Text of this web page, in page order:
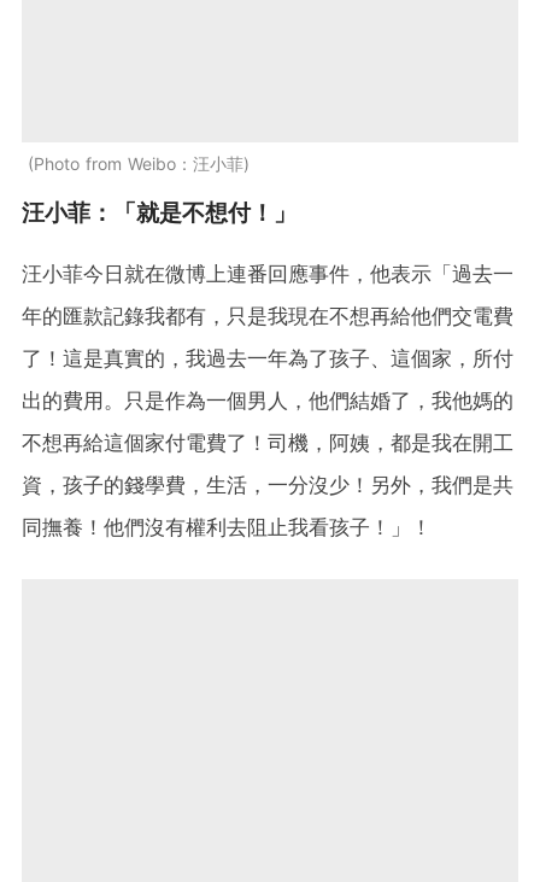
Photo from Weibo：汪小菲
汪小菲：「就是不想付！」
汪小菲今日就在微博上連番回應事件，他表示「過去一
年的匯款記錄我都有，只是我現在不想再給他們交電費
了！這是真實的，我過去一年為了孩子、這個家，所付
出的費用。只是作為一個男人，他們結婚了，我他媽的
不想再給這個家付電費了！司機，阿姨，都是我在開工
資，孩子的錢學費，生活，一分沒少！另外，我們是共
同撫養！他們沒有權利去阻止我看孩子！」！